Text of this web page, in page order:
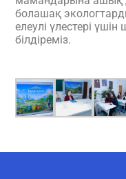
болашақ
елеулі үлестері
білдіреміз.